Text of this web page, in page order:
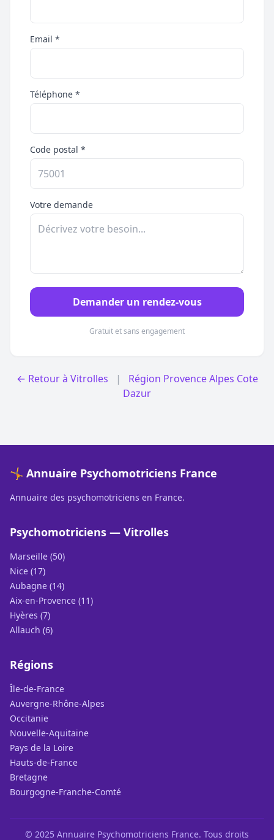
Email *
Téléphone *
Code postal *
Votre demande
Demander un rendez-vous
Gratuit et sans engagement
← Retour à Vitrolles |
Région Provence Alpes Cote
Dazur
🤸 Annuaire Psychomotriciens France
Annuaire des psychomotriciens en France.
Psychomotriciens — Vitrolles
Marseille (50)
Nice (17)
Aubagne (14)
Aix-en-Provence (11)
Hyères (7)
Allauch (6)
Régions
Île-de-France
Auvergne-Rhône-Alpes
Occitanie
Nouvelle-Aquitaine
Pays de la Loire
Hauts-de-France
Bretagne
Bourgogne-Franche-Comté
© 2025 Annuaire Psychomotriciens France. Tous droits